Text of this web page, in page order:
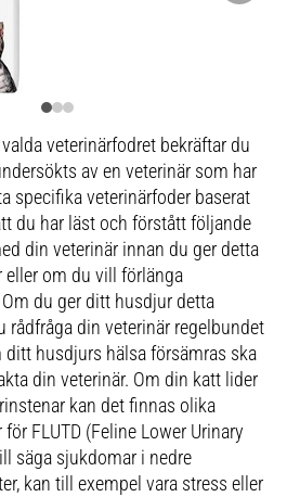
veterinärfodret bekräftar du
av en veterinär som har
specifika veterinärfoder baserat
du har läst och förstått följande
din veterinär innan du ger detta
om du vill förlänga
du ger ditt husdjur detta
rådfråga din veterinär regelbundet
ditt husdjurs hälsa försämras ska
din veterinär. Om din katt lider
kan det finnas olika
FLUTD (Feline Lower Urinary
säga sjukdomar i nedre
kan till exempel vara stress eller